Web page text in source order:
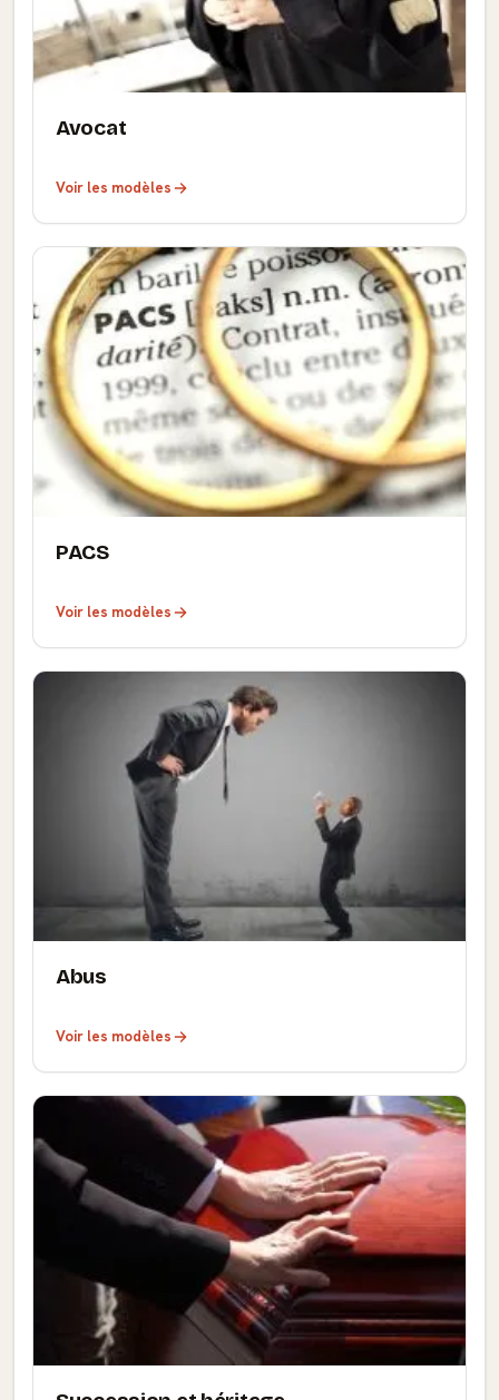
Avocat
Voir les modèles
PACS
Voir les modèles
Abus
Voir les modèles